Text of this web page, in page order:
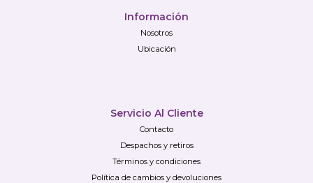
Información
Nosotros
Ubicación
Servicio Al Cliente
Contacto
Despachos y retiros
Términos y condiciones
Política de cambios y devoluciones